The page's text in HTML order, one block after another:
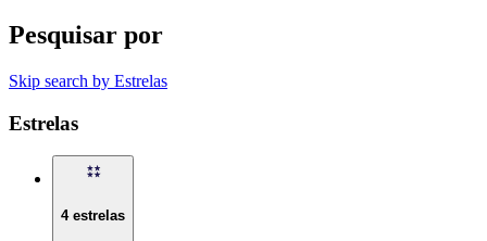
Pesquisar por
Skip search by Estrelas
Estrelas
4 estrelas